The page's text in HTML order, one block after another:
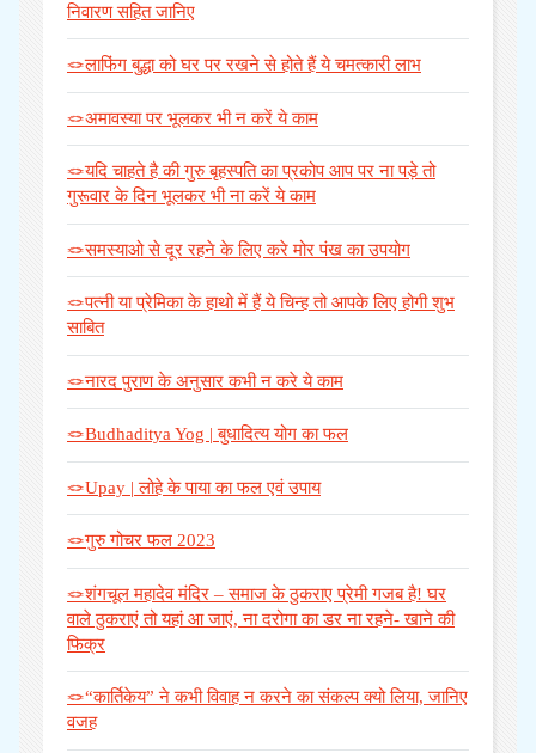
निवारण सहित जानिए
🪢लाफिंग बुद्धा को घर पर रखने से होते हैं ये चमत्कारी लाभ
🪢अमावस्या पर भूलकर भी न करें ये काम
🪢यदि चाहते है की गुरु बृहस्पति का प्रकोप आप पर ना पड़े तो
गुरूवार के दिन भूलकर भी ना करें ये काम
🪢समस्याओ से दूर रहने के लिए करे मोर पंख का उपयोग
🪢पत्नी या प्रेमिका के हाथो में हैं ये चिन्ह तो आपके लिए होगी शुभ
साबित
🪢नारद पुराण के अनुसार कभी न करे ये काम
🪢Budhaditya Yog | बुधादित्य योग का फल
🪢Upay | लोहे के पाया का फल एवं उपाय
🪢गुरु गोचर फल 2023
🪢शंगचूल महादेव मंदिर – समाज के ठुकराए प्रेमी गजब है! घर
वाले ठुकराएं तो यहां आ जाएं, ना दरोगा का डर ना रहने- खाने की
फिक्र
🪢“कार्तिकेय” ने कभी विवाह न करने का संकल्प क्यो लिया, जानिए
वजह